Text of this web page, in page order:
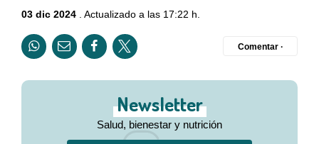
03 dic 2024 . Actualizado a las 17:22 h.
Comentar ·
Newsletter
Salud, bienestar y nutrición